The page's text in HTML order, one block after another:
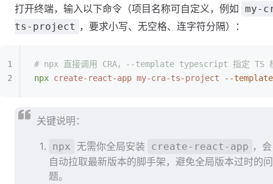
打开终端，输入以下命令（项目名称可自定义，例如 my-
ts-project ，要求小写、无空格、连字符分隔）：
# npx 直接调用 CRA，--template typescript 指定 TS
npx create-react-app my-cra-ts-project --template
关键说明：
npx 无需你全局安装 create-react-app ，会
自动拉取最新版本的脚手架，避免全局版本过时的问
题。